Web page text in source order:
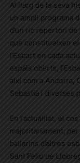
Al llarg de la seva
un ampli programa
d’un ric repertori
que constitueixen
l’Esbart en cada
espais oberts,
així com a Andorra,
Sebastià i diverses
En l’actualitat, el
majoritàriament,
ballarins d’altres
Sant Feliu de